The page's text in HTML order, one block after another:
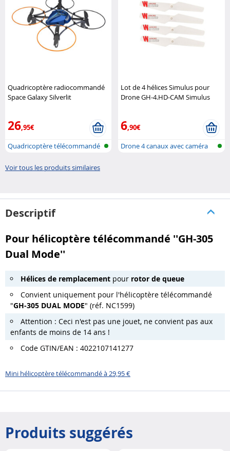
Quadricoptère radiocommandé
Space Galaxy Silverlit
26,95€
Quadricoptère télécommandé
Lot de 4 hélices Simulus pour
Drone GH-4.HD-CAM Simulus
6,90€
Drone 4 canaux avec caméra
Voir tous les produits similaires
Descriptif
Pour hélicoptère télécommandé ''GH-305
Dual Mode''
Hélices de remplacement pour rotor de queue
Convient uniquement pour l'hélicoptère télécommandé
"GH-305 DUAL MODE" (réf. NC1599)
Attention : Ceci n'est pas une jouet, ne convient pas aux
enfants de moins de 14 ans !
Code GTIN/EAN : 4022107141277
Mini hélicoptère télécommandé à 29,95 €
Produits suggérés